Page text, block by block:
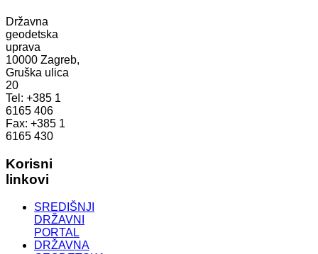
Državna
geodetska
uprava
10000 Zagreb,
Gruška ulica
20
Tel: +385 1
6165 406
Fax: +385 1
6165 430
Korisni
linkovi
SREDIŠNJI
DRŽAVNI
PORTAL
DRŽAVNA